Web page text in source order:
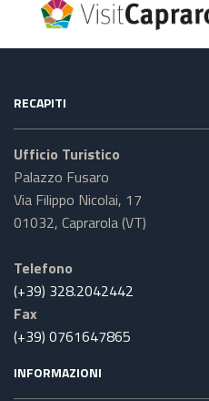
RECAPITI
Ufficio Turistico
Palazzo Fusaro
Via Filippo Nicolai, 17
01032, Caprarola (VT)
Telefono
(+39) 328.2042442
Fax
(+39) 0761647865
INFORMAZIONI